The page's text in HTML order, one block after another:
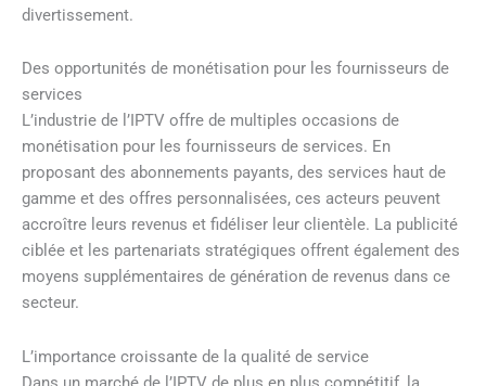
divertissement.
Des opportunités de monétisation pour les fournisseurs de
services
L’industrie de l’IPTV offre de multiples occasions de
monétisation pour les fournisseurs de services. En
proposant des abonnements payants, des services haut de
gamme et des offres personnalisées, ces acteurs peuvent
accroître leurs revenus et fidéliser leur clientèle. La publicité
ciblée et les partenariats stratégiques offrent également des
moyens supplémentaires de génération de revenus dans ce
secteur.
L’importance croissante de la qualité de service